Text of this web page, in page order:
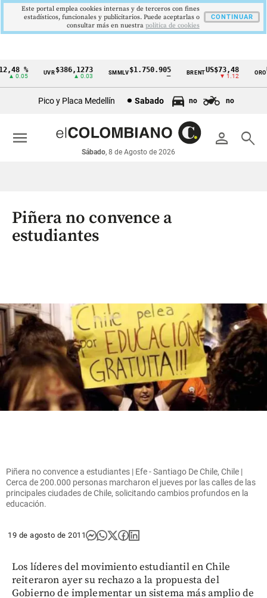
Cintillo
económicos
Colombia
%
▲ 0.05
UVR$386,1273
▲ 0.03
SMMLV$1.750.905 BRENTUS$73,48
▼ 1.12
ORO
Pico y Placa Medellín Sabado no no
person search
Sábado, 8 de Agosto de 2026
menu
Piñera no convence a
estudiantes
Piñera no convence a estudiantes | Efe - Santiago De Chile, Chile |
Cerca de 200.000 personas marcharon el jueves por las calles de las
principales ciudades de Chile, solicitando cambios profundos en la
educación.
19 de agosto de 2011
Los líderes del movimiento estudiantil en Chile
reiteraron ayer su rechazo a la propuesta del
Gobierno de implementar un sistema más amplio de
Este portal emplea cookies internas y de terceros con fines
estadísticos, funcionales y publicitarios. Puede aceptarlas o
consultar más en nuestra politica de cookies
CONTINUAR